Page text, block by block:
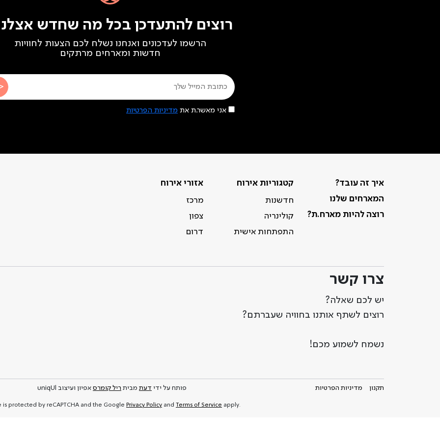
רוצים להתעדכן בכל מה שחדש
הרשמו לעדכונים ואנחנו נשלח לכם הצעות לחוויות
חדשות ומארחים מרתקים
אני מאשר.ת את מדיניות הפרטיות
איך זה עובד?
המארחים שלנו
רוצה להיות מארח.ת?
קטגוריות אירוח
חדשנות
קולינריה
התפתחות אישית
אזורי אירוח
מרכז
צפון
דרום
צרו קשר
יש לכם שאלה?
רוצים לשתף אותנו בחוויה שעברתם?
נשמח לשמוע מכם!
תקנון מדיניות הפרטיות פותח על ידי דעת מבית ריל קומרס אפיון ועיצוב uniqUl
.This site is protected by reCAPTCHA and the Google
Privacy Policy and Terms of Service apply